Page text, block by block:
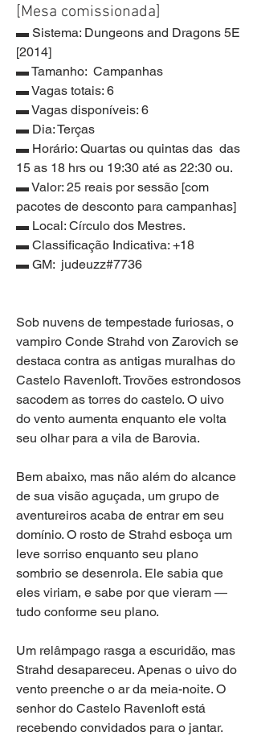
[Mesa comissionada]
▬ Sistema: Dungeons and Dragons 5E
[2014]
▬ Tamanho:  Campanhas
▬ Vagas totais: 6
▬ Vagas disponíveis: 6
▬ Dia: Terças
▬ Horário: Quartas ou quintas das  das
15 as 18 hrs ou 19:30 até as 22:30 ou.
▬ Valor: 25 reais por sessão [com
pacotes de desconto para campanhas]
▬ Local: Círculo dos Mestres.
▬ Classificação Indicativa: +18
▬ GM:  judeuzz#7736
Sob nuvens de tempestade furiosas, o
vampiro Conde Strahd von Zarovich se
destaca contra as antigas muralhas do
Castelo Ravenloft. Trovões estrondosos
sacodem as torres do castelo. O uivo
do vento aumenta enquanto ele volta
seu olhar para a vila de Barovia.
Bem abaixo, mas não além do alcance
de sua visão aguçada, um grupo de
aventureiros acaba de entrar em seu
domínio. O rosto de Strahd esboça um
leve sorriso enquanto seu plano
sombrio se desenrola. Ele sabia que
eles viriam, e sabe por que vieram —
tudo conforme seu plano.
Um relâmpago rasga a escuridão, mas
Strahd desapareceu. Apenas o uivo do
vento preenche o ar da meia-noite. O
senhor do Castelo Ravenloft está
recebendo convidados para o jantar.